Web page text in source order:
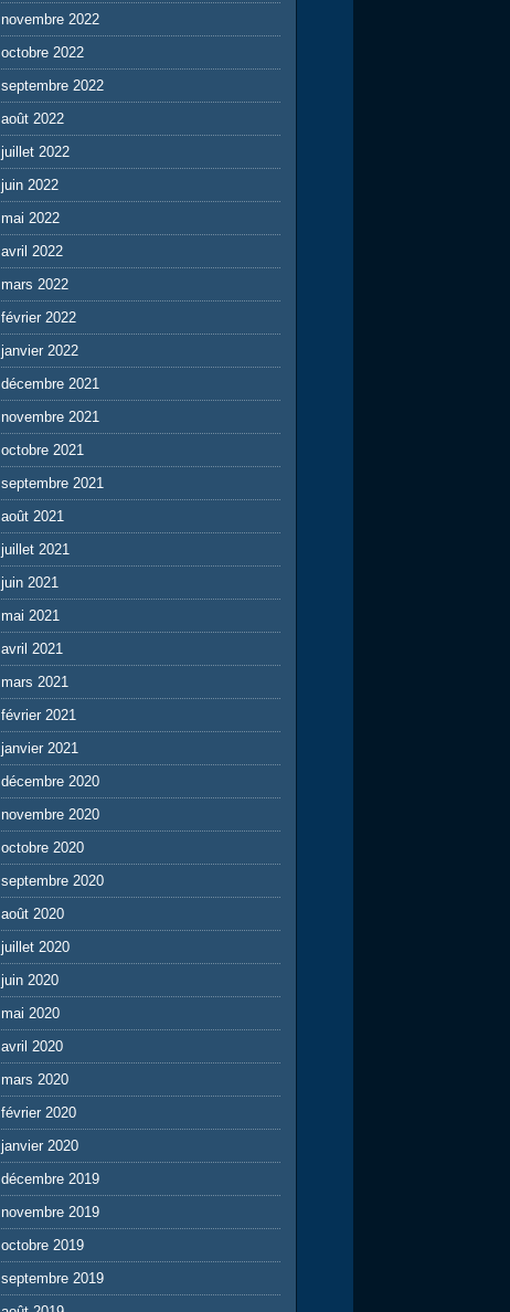
novembre 2022
octobre 2022
septembre 2022
août 2022
juillet 2022
juin 2022
mai 2022
avril 2022
mars 2022
février 2022
janvier 2022
décembre 2021
novembre 2021
octobre 2021
septembre 2021
août 2021
juillet 2021
juin 2021
mai 2021
avril 2021
mars 2021
février 2021
janvier 2021
décembre 2020
novembre 2020
octobre 2020
septembre 2020
août 2020
juillet 2020
juin 2020
mai 2020
avril 2020
mars 2020
février 2020
janvier 2020
décembre 2019
novembre 2019
octobre 2019
septembre 2019